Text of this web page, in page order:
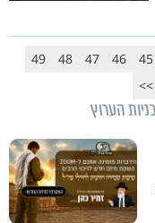
45
46
47
48
49
>>
הערוץ